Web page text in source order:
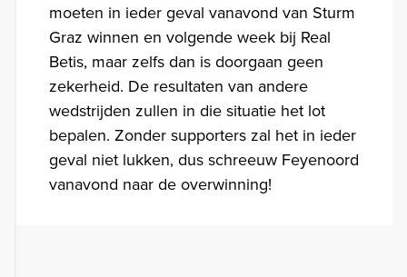
moeten in ieder geval vanavond van Sturm
Graz winnen en volgende week bij Real
Betis, maar zelfs dan is doorgaan geen
zekerheid. De resultaten van andere
wedstrijden zullen in die situatie het lot
bepalen. Zonder supporters zal het in ieder
geval niet lukken, dus schreeuw Feyenoord
vanavond naar de overwinning!